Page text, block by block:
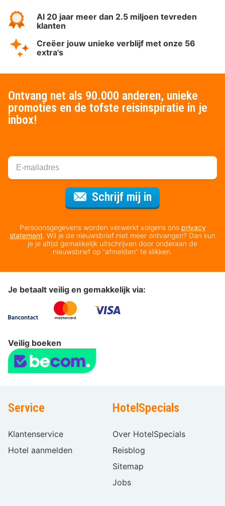
Al 20 jaar meer dan 2.5 miljoen tevreden
klanten
Creëer jouw unieke verblijf met onze 56
extra's
Ontvang net als 90.000 anderen, unieke
promoties en de tofste reisinspiratie in je
inbox!
Schrijf mij in
Persoonsgegevens worden verwerkt volgens ons privacy
statement. Wil je de nieuwsbrief niet meer ontvangen? Dan kun
je je altijd gemakkelijk uitschrijven door onderaan de
nieuwsbrief op “afmelden” te klikken.
Je betaalt veilig en gemakkelijk via:
Veilig boeken
Service
Klantenservice
Hotel aanmelden
HotelSpecials
Over HotelSpecials
Reisblog
Sitemap
Jobs